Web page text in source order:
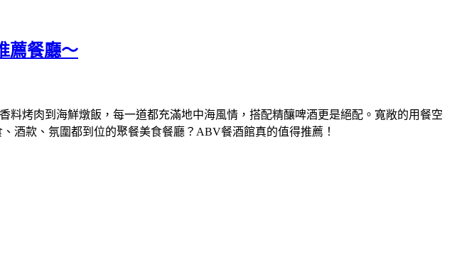
薦餐廳～
烤肉到海鮮燉飯，每一道都充滿地中海風情，搭配精釀啤酒更是絕配。寬敞的用餐空
酒款、氛圍都到位的聚餐美食餐廳？ABV餐酒館真的值得推薦！